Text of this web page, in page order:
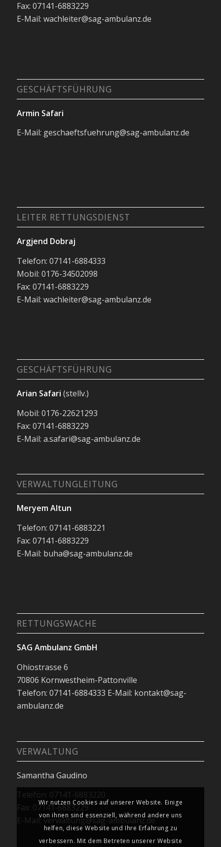
Fax: 07141-6883229
E-Mail: wachleiter@sag-ambulanz.de
GESCHÄFTSFÜHRUNG
Armin Safari
E-Mail: geschaeftsfuehrung@sag-ambulanz.de
LEITER RETTUNGSDIENST
Argjend Dobraj
Telefon: 07141-6884333
Mobil: 0176-34502098
Fax: 07141-6883229
E-Mail: wachleiter@sag-ambulanz.de
GESCHÄFTSFÜHRUNG
Arian Safari (stellv.)
Mobil: 0176-22621293
Fax: 07141-6883229
E-Mail: a.safari@sag-ambulanz.de
VERWALTUNGLEITUNG
Meryem Altun
Telefon: 07141-6883221
Fax: 07141-6883229
E-Mail: buha@sag-ambulanz.de
RETTUNGSWACHE
SAG Ambulanz GmbH
Ohiostrasse 6
70806 Kornwestheim-Pattonville
Telefon: 07141-6884333 E-Mail: kontakt@sag-
ambulanz.de
VERWALTUNG
Samantha Gaudino
Telefon: 07141-6883220
Fax: 07141-6883229
E-Mail: verwaltung@sag-ambulanz.de
Wir nutzen Cookies auf unserer Website. Einige
von ihnen sind essenziell, während andere uns
helfen, diese Website und Ihre Erfahrung zu
verbessern. Mit dem Betreten unserer Website